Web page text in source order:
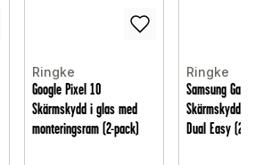
Ringke
Google Pixel 10
Skärmskydd i glas med
monteringsram (2-pack)
Ringke
Samsung
Skärmskydd
Dual Easy (2-